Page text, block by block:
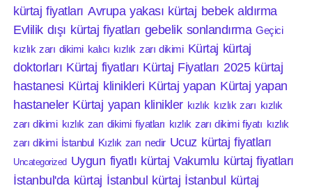
kürtaj fiyatları Avrupa yakası kürtaj bebek aldırma
Evlilik dışı kürtaj fiyatları gebelik sonlandırma Geçici
kızlık zarı dikimi kalıcı kızlık zarı dikimi Kürtaj kürtaj
doktorları Kürtaj fiyatları Kürtaj Fiyatları 2025 kürtaj
hastanesi Kürtaj klinikleri Kürtaj yapan Kürtaj yapan
hastaneler Kürtaj yapan klinikler kızlık kızlık zarı kızlık
zarı dikimi kızlık zarı dikimi fiyatları kızlık zarı dikimi fiyatı kızlık
zarı dikimi İstanbul Kızlık zarı nedir Ucuz kürtaj fiyatları
Uncategorized Uygun fiyatlı kürtaj Vakumlu kürtaj fiyatları
İstanbul'da kürtaj İstanbul kürtaj İstanbul kürtaj